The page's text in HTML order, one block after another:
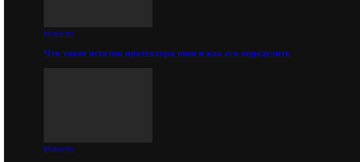
Новости
Что такое остаток протектора шин и как его определить
Новости